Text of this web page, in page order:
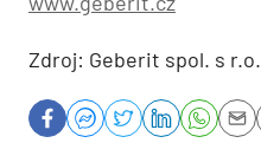
Zdroj: Geberit spol. s r.o.